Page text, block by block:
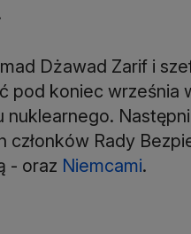
Dżawad Zarif i
pod koniec września
członków Rady
- oraz Niemcami.